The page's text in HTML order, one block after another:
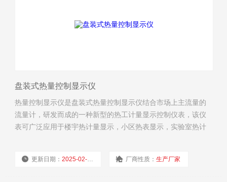
盘装式热量控制显示仪
热量控制显示仪是盘装式热量控制显示仪结合市场上主流量的
流量计，研发而成的一种新型的热工计量显示控制仪表，该仪
表可广泛应用于楼宇热计量显示，小区热表显示，实验室热计
用，加是PT1000热电阻即可组成一款高精度的热量表。
更新日期：2025-02-18 厂商性质：生产厂家